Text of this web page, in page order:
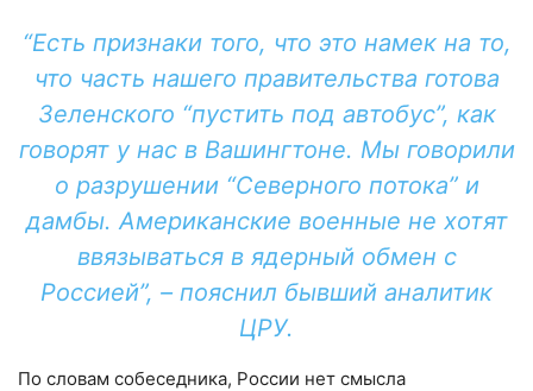
“Есть признаки того, что это намек на то,
что часть нашего правительства готова
Зеленского “пустить под автобус”, как
говорят у нас в Вашингтоне. Мы говорили
о разрушении “Северного потока” и
дамбы. Американские военные не хотят
ввязываться в ядерный обмен с
Россией”, – пояснил бывший аналитик
ЦРУ.
По словам собеседника, России нет смысла